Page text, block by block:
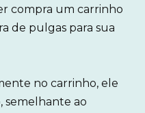
compra um carrinho
de pulgas para sua
no carrinho, ele
semelhante ao